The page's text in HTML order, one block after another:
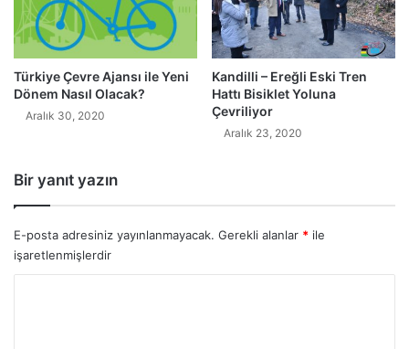
Türkiye Çevre Ajansı ile Yeni
Dönem Nasıl Olacak?
Aralık 30, 2020
Kandilli – Ereğli Eski Tren
Hattı Bisiklet Yoluna
Çevriliyor
Aralık 23, 2020
Bir yanıt yazın
E-posta adresiniz yayınlanmayacak. Gerekli alanlar * ile
işaretlenmişlerdir